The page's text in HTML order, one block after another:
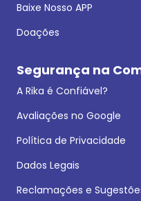
Baixe Nosso APP
Doações
Segurança na
A Rika é Confiável?
Avaliações no Google
Política de Privacidade
Dados Legais
Reclamações e